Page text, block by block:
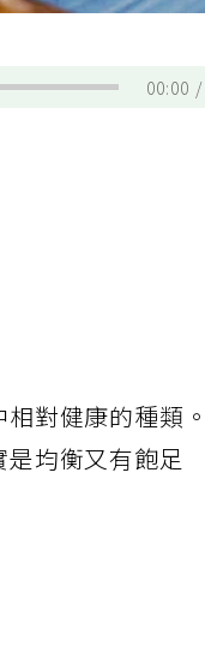
00:00
相對健康的種類
均衡又有飽足